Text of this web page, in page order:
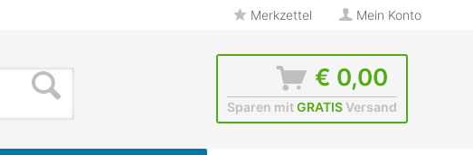
Merkzettel Mein Konto
€ 0,00
Sparen mitGRATISVersand